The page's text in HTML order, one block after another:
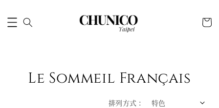
Le Sommeil Français
排列方式 :